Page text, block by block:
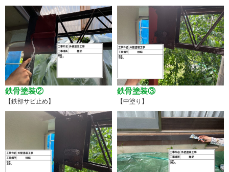
鉄骨塗装②
【鉄部サビ止め】
鉄骨塗装③
【中塗り】